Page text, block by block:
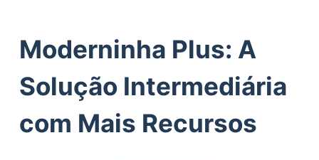
Moderninha Plus: A
Solução Intermediária
com Mais Recursos